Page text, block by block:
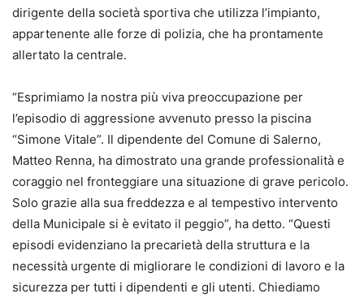
dirigente della società sportiva che utilizza l’impianto,
appartenente alle forze di polizia, che ha prontamente
allertato la centrale.
“Esprimiamo la nostra più viva preoccupazione per
l’episodio di aggressione avvenuto presso la piscina
“Simone Vitale”. Il dipendente del Comune di Salerno,
Matteo Renna, ha dimostrato una grande professionalità e
coraggio nel fronteggiare una situazione di grave pericolo.
Solo grazie alla sua freddezza e al tempestivo intervento
della Municipale si è evitato il peggio”, ha detto. “Questi
episodi evidenziano la precarietà della struttura e la
necessità urgente di migliorare le condizioni di lavoro e la
sicurezza per tutti i dipendenti e gli utenti. Chiediamo